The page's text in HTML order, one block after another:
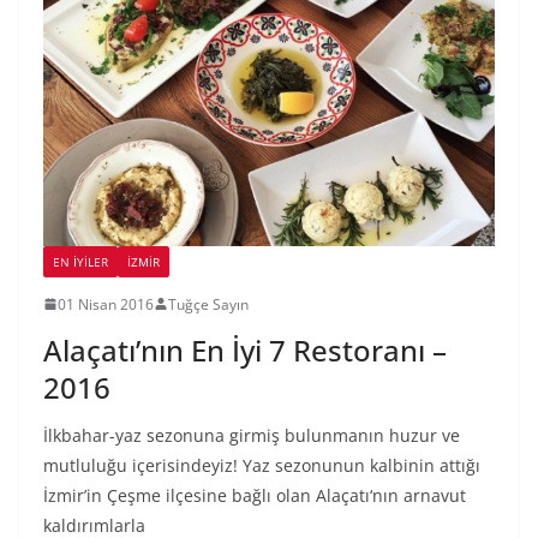
EN İYILER İZMIR
01 Nisan 2016 Tuğçe Sayın
Alaçatı’nın En İyi 7 Restoranı –
2016
İlkbahar-yaz sezonuna girmiş bulunmanın huzur ve
mutluluğu içerisindeyiz! Yaz sezonunun kalbinin attığı
İzmir’in Çeşme ilçesine bağlı olan Alaçatı‘nın arnavut
kaldırımlarla